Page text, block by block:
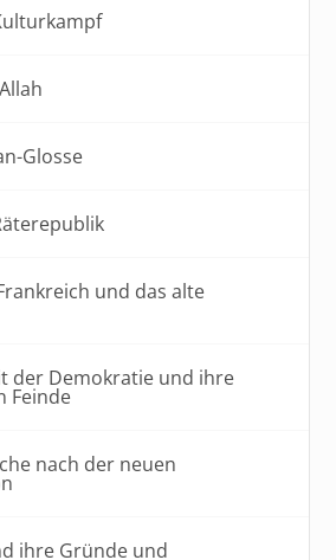
Glosse
und das alte
der Demokratie und ihre
Feinde
nach der neuen
ihre Gründe und